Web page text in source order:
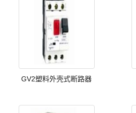
GV2塑料外壳式断路器